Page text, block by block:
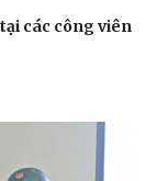
các công viên